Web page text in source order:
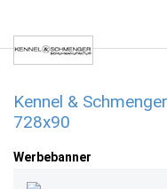
Kennel &
728x90
Werbebanner